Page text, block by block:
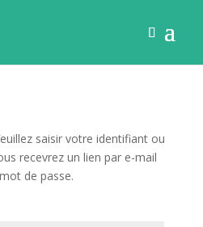
saisir votre identifiant ou
recevrez un lien par e-mail
de passe.